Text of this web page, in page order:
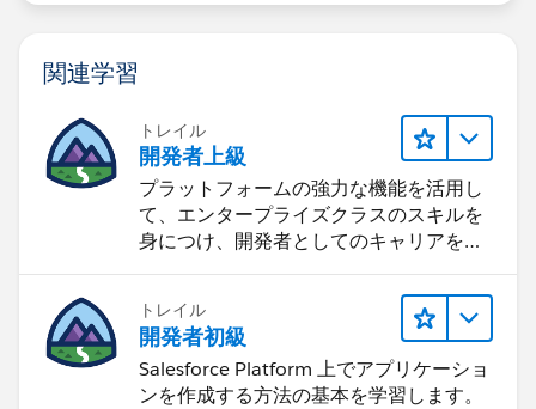
関連学習
トレイル
開発者上級
プラットフォームの強力な機能を活用し
て、エンタープライズクラスのスキルを
身につけ、開発者としてのキャリアを向
上させます。
トレイル
開発者初級
Salesforce Platform 上でアプリケーショ
ンを作成する方法の基本を学習します。